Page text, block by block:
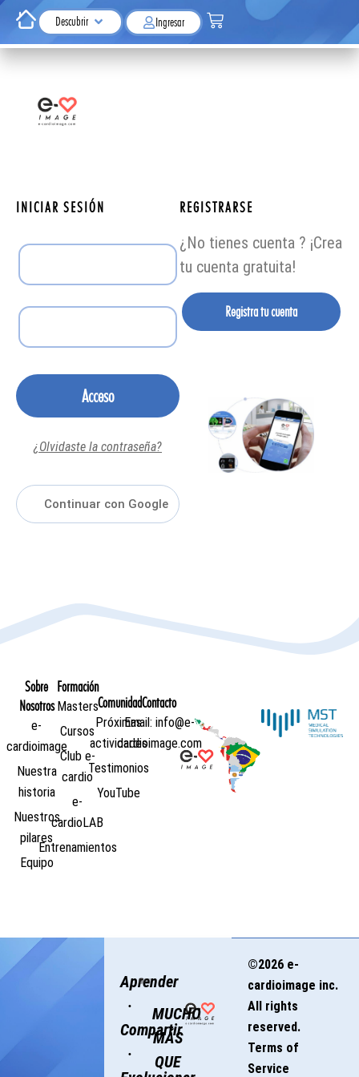
Descubrir Ingresar
INICIAR SESIÓN
Acceso
¿Olvidaste la contraseña?
REGISTRARSE
¿No tienes cuenta ? ¡Crea
tu cuenta gratuita!
Registra tu cuenta
Sobre
Nosotros
e-
cardioimage
Nuestra
historia
Nuestros
pilares
Equipo
Formación
Masters
Cursos
Club e-
cardio
e-
cardioLAB
Entrenamientos
Comunidad
Próximas
actividades
Testimonios
YouTube
Contacto
Email: info@e-
cardioimage.com
Aprender
·
Compartir
·
MUCHO
MÁS
QUE
©2026 e-
cardioimage inc.
All rights
reserved.
Terms of
Service